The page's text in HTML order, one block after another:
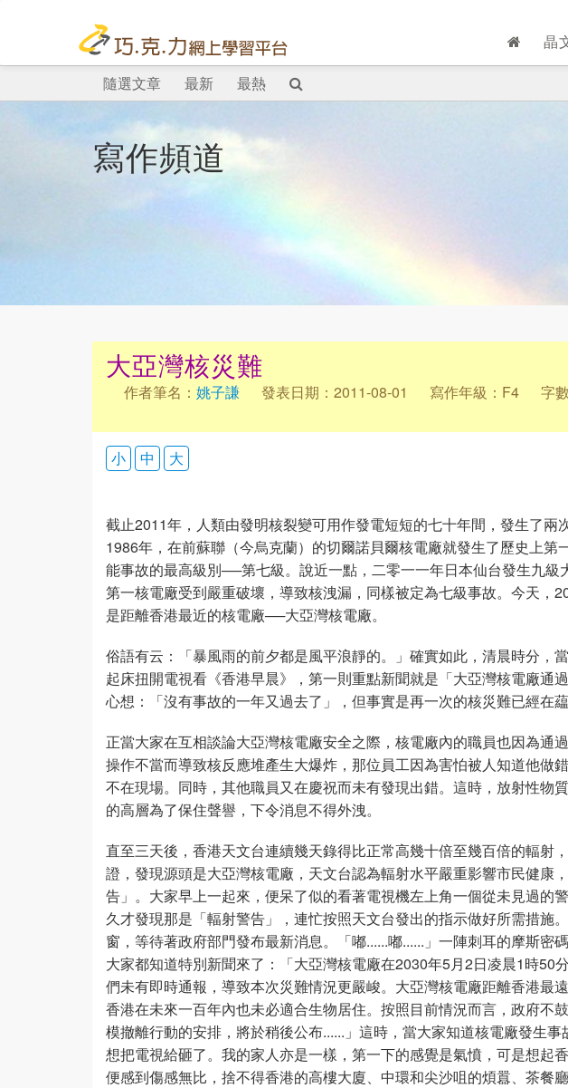
晶
隨選文章 最新 最熱
寫作頻道
大亞灣核災難
作者筆名： 姚子謙 發表日期：2011-08-01 寫作年級：F4 字
小 中 大
截止2011年，人類由發明核裂變可用作發電短短的七十年間，發生了兩
1986年，在前蘇聯（今烏克蘭）的切爾諾貝爾核電廠就發生了歷史上第
能事故的最高級別──第七級。說近一點，二零一一年日本仙台發生九級
第一核電廠受到嚴重破壞，導致核洩漏，同樣被定為七級事故。今天，
是距離香港最近的核電廠──大亞灣核電廠。
俗語有云：「暴風雨的前夕都是風平浪靜的。」確實如此，清晨時分，
起床扭開電視看《香港早晨》，第一則重點新聞就是「大亞灣核電廠通
心想：「沒有事故的一年又過去了」，但事實是再一次的核災難已經在藴
正當大家在互相談論大亞灣核電廠安全之際，核電廠內的職員也因為通
操作不當而導致核反應堆產生大爆炸，那位員工因為害怕被人知道他做
不在現場。同時，其他職員又在慶祝而未有發現出錯。這時，放射性物
的高層為了保住聲譽，下令消息不得外洩。
直至三天後，香港天文台連續幾天錄得比正常高幾十倍至幾百倍的輻射
證，發現源頭是大亞灣核電廠，天文台認為輻射水平嚴重影響市民健康
告」。大家早上一起來，便呆了似的看著電視機左上角一個從未見過的
久才發現那是「輻射警告」，連忙按照天文台發出的指示做好所需措施
窗，等待著政府部門發布最新消息。「嘟......嘟......」一陣刺耳的摩斯密
大家都知道特別新聞來了：「大亞灣核電廠在2030年5月2日凌晨1時50
們未有即時通報，導致本次災難情況更嚴峻。大亞灣核電廠距離香港最
香港在未來一百年內也未必適合生物居住。按照目前情況而言，政府不
模撤離行動的安排，將於稍後公布......」這時，當大家知道核電廠發生
想把電視給砸了。我的家人亦是一樣，第一下的感覺是氣憤，可是想起
便感到傷感無比，捨不得香港的高樓大廈、中環和尖沙咀的煩囂、茶餐